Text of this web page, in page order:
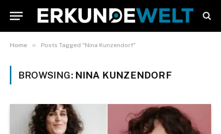
Home » Posts Tagged "Nina Kunzendorf"
BROWSING: NINA KUNZENDORF